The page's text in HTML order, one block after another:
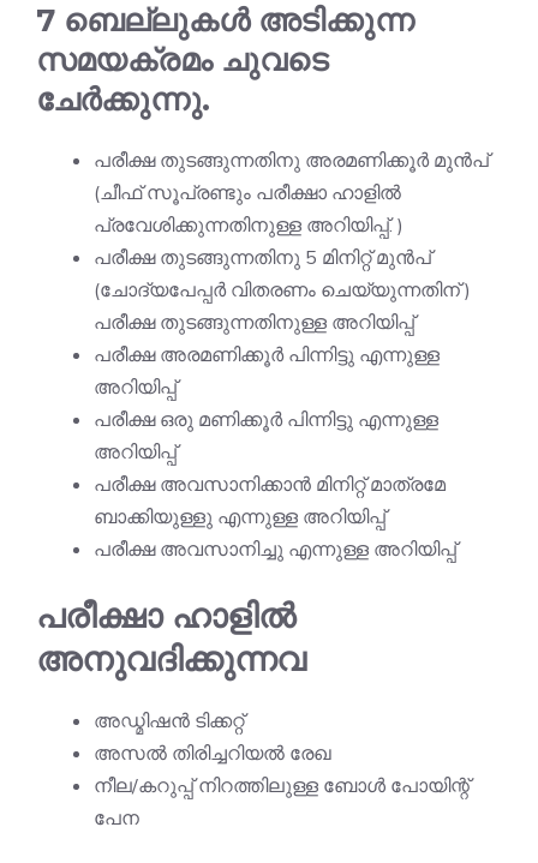
7 ബെല്ലുകൾ അടിക്കുന്ന
സമയക്രമം ചുവടെ
ചേർക്കുന്നു.
പരീക്ഷ തുടങ്ങുന്നതിനു അരമണിക്കൂർ മുൻപ്
(ചീഫ് സൂപ്രണ്ടും പരീക്ഷാ ഹാളിൽ
പ്രവേശിക്കുന്നതിനുള്ള അറിയിപ്പ്. )
പരീക്ഷ തുടങ്ങുന്നതിനു 5 മിനിറ്റ് മുൻപ്
(ചോദ്യപേപ്പർ വിതരണം ചെയ്യുന്നതിന് )
പരീക്ഷ തുടങ്ങുന്നതിനുള്ള അറിയിപ്പ്
പരീക്ഷ അരമണിക്കൂർ പിന്നിട്ടു എന്നുള്ള
അറിയിപ്പ്
പരീക്ഷ ഒരു മണിക്കൂർ പിന്നിട്ടു എന്നുള്ള
അറിയിപ്പ്
പരീക്ഷ അവസാനിക്കാൻ മിനിറ്റ് മാത്രമേ
ബാക്കിയുള്ളു എന്നുള്ള അറിയിപ്പ്
പരീക്ഷ അവസാനിച്ചു എന്നുള്ള അറിയിപ്പ്
പരീക്ഷാ ഹാളിൽ
അനുവദിക്കുന്നവ
അഡ്മിഷൻ ടിക്കറ്റ്
അസൽ തിരിച്ചറിയൽ രേഖ
നീല/കറുപ്പ് നിറത്തിലുള്ള ബോൾ പോയിന്റ്
പേന